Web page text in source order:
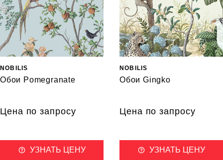
NOBILIS
Обои Pomegranate
Цена по запросу
УЗНАТЬ ЦЕНУ
NOBILIS
Обои Gingko
Цена по запросу
УЗНАТЬ ЦЕНУ